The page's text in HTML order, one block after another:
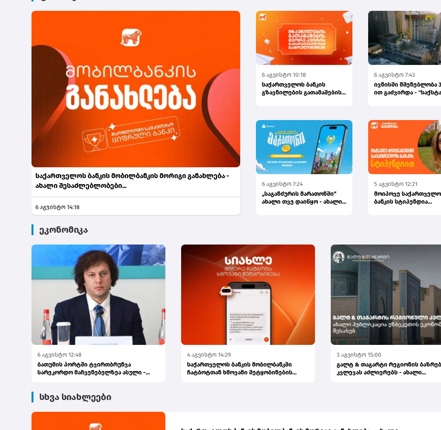
საქართველოს ბანკის მობილბანკის მორიგი განახლება -
ახალი შესაძლებლობები...
6 აგვისტო 14:18
6 აგვისტო 10:18
საქართველოს ბანკის
გზავნილების გათამაშების
6 აგვისტო 7:43
ივნისში მშენებლობა
ით გაძვირდა -
6 აგვისტო 7:24
„საგანძურის მარათონში“
ახალი თვე დაიწყო - ახალი
5 აგვისტო 12:21
მოიპოვე
ბანკის სტიპენდია
ეკონომიკა
6 აგვისტო 12:48
ბათუმის პორტში ტვირთბრუნვა
სარეკორდო მაჩვენებელზეა ასული -
4 აგვისტო 14:29
საქართველოს ბანკის მობილბანკში
ჩატბოტთან ხმოვანი შეტყობინების
3 აგვისტო 15:00
გალტ & თაგარტი რეგიონის
კვლევას აძლიერებს - ახალი
სხვა სიახლეები